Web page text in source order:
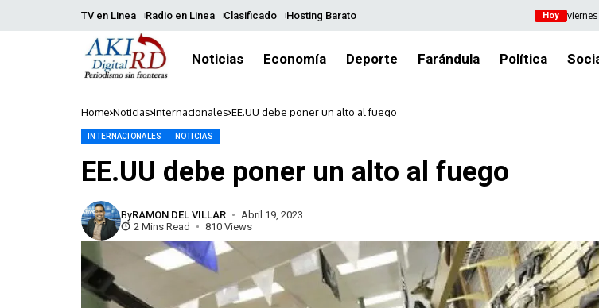
TV en Linea Radio en Linea Clasificado Hosting Barato Hoy
Noticias Economía Deporte Farándula Política
Home Noticias Internacionales EE.UU debe poner un alto al fuego
INTERNACIONALES NOTICIAS
EE.UU debe poner un alto al fuego
ByRAMON DEL VILLAR
Abril 19, 2023
2 Mins Read
810 Views